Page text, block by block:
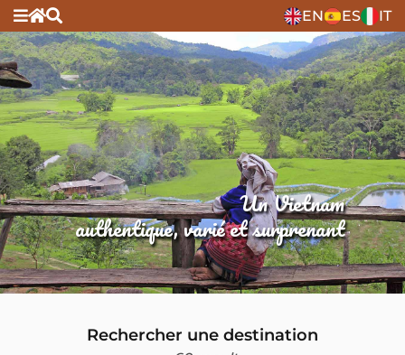
EN ES IT
Un Vietnam
authentique, varié et surprenant
Rechercher une destination